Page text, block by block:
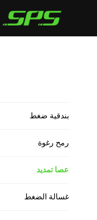
بندقية ضغط
رمح رغوة
عصا تمديد
غسالة الضغط